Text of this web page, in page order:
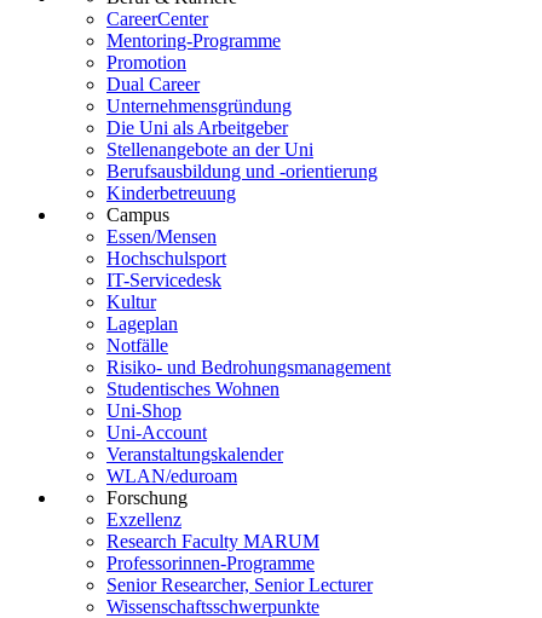
CareerCenter
Mentoring-Programme
Promotion
Dual Career
Unternehmensgründung
Die Uni als Arbeitgeber
Stellenangebote an der Uni
Berufsausbildung und -orientierung
Kinderbetreuung
Campus
Essen/Mensen
Hochschulsport
IT-Servicedesk
Kultur
Lageplan
Notfälle
Risiko- und Bedrohungsmanagement
Studentisches Wohnen
Uni-Shop
Uni-Account
Veranstaltungskalender
WLAN/eduroam
Forschung
Exzellenz
Research Faculty MARUM
Professorinnen-Programme
Senior Researcher, Senior Lecturer
Wissenschaftsschwerpunkte